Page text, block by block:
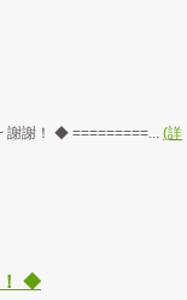
謝！ ◆ =========... (詳
！ ◆